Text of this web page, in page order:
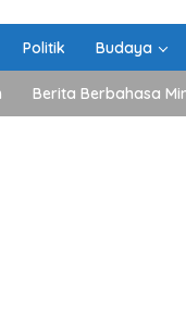
Politik Budaya
Berita Berbahasa